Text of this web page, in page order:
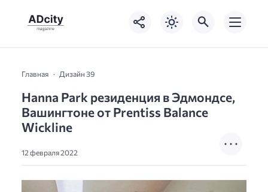
Главная Дизайн 39
Hanna Park резиденция в Эдмондсе,
Вашингтоне от Prentiss Balance
Wickline
12 февраля 2022